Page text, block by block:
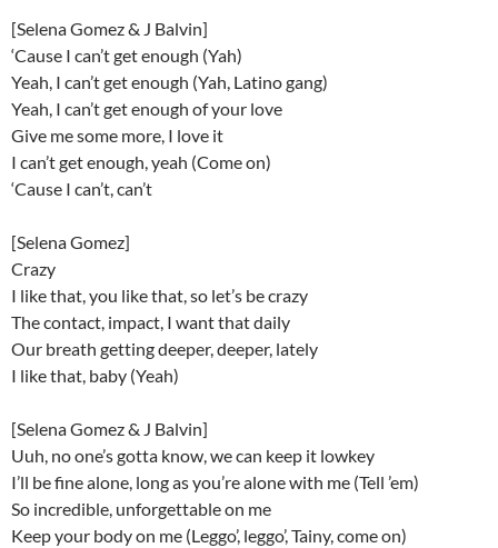
[Selena Gomez & J Balvin]
‘Cause I can’t get enough (Yah)
Yeah, I can’t get enough (Yah, Latino gang)
Yeah, I can’t get enough of your love
Give me some more, I love it
I can’t get enough, yeah (Come on)
‘Cause I can’t, can’t
[Selena Gomez]
Crazy
I like that, you like that, so let’s be crazy
The contact, impact, I want that daily
Our breath getting deeper, deeper, lately
I like that, baby (Yeah)
[Selena Gomez & J Balvin]
Uuh, no one’s gotta know, we can keep it lowkey
I’ll be fine alone, long as you’re alone with me (Tell ’em)
So incredible, unforgettable on me
Keep your body on me (Leggo’, leggo’, Tainy, come on)